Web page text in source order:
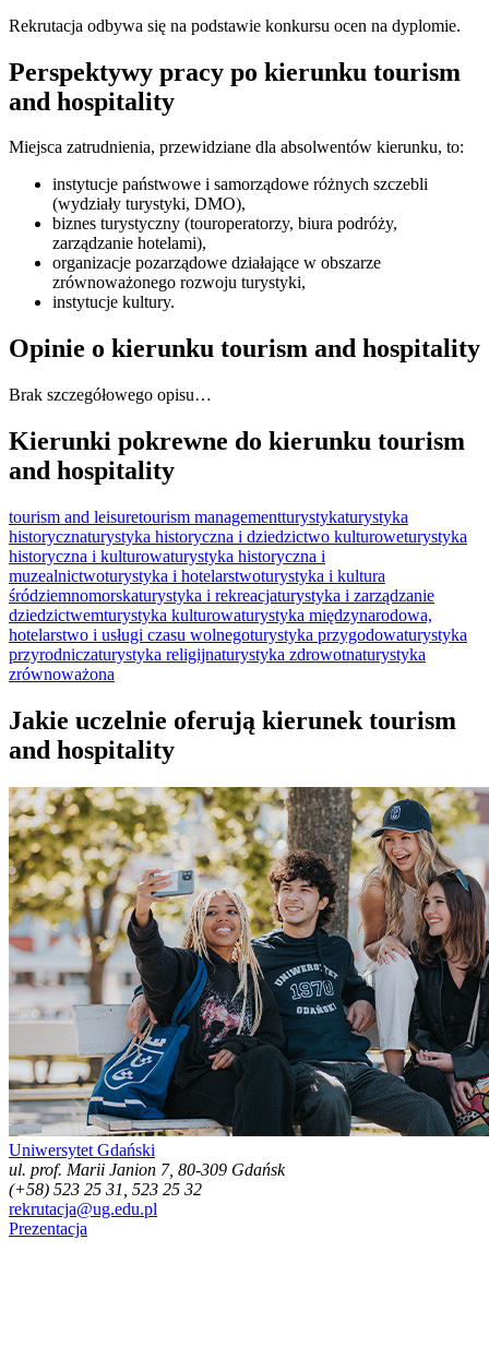
Rekrutacja odbywa się na podstawie konkursu ocen na dyplomie.
Perspektywy pracy po kierunku tourism
and hospitality
Miejsca zatrudnienia, przewidziane dla absolwentów kierunku, to:
instytucje państwowe i samorządowe różnych szczebli
(wydziały turystyki, DMO),
biznes turystyczny (touroperatorzy, biura podróży,
zarządzanie hotelami),
organizacje pozarządowe działające w obszarze
zrównoważonego rozwoju turystyki,
instytucje kultury.
Opinie o kierunku tourism and hospitality
Brak szczegółowego opisu…
Kierunki pokrewne do kierunku tourism
and hospitality
tourism and leisuretourism managementturystykaturystyka
historycznaturystyka historyczna i dziedzictwo kulturoweturystyka
historyczna i kulturowaturystyka historyczna i
muzealnictwoturystyka i hotelarstwoturystyka i kultura
śródziemnomorskaturystyka i rekreacjaturystyka i zarządzanie
dziedzictwemturystyka kulturowaturystyka międzynarodowa,
hotelarstwo i usługi czasu wolnegoturystyka przygodowaturystyka
przyrodniczaturystyka religijnaturystyka zdrowotnaturystyka
zrównoważona
Jakie uczelnie oferują kierunek tourism
and hospitality
Uniwersytet Gdański
ul. prof. Marii Janion 7, 80-309 Gdańsk
(+58) 523 25 31, 523 25 32
rekrutacja@ug.edu.pl
Prezentacja